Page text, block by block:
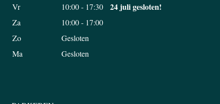
Vr
10:00 - 17:30 24 juli gesloten!
Za
10:00 - 17:00
Zo
Gesloten
Ma
Gesloten